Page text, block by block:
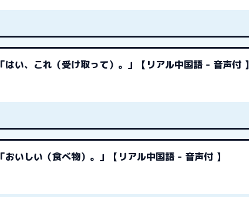
「はい、これ（受け取って）。」【リアル中国語 - 音声付 】
「おいしい（食べ物）。」【リアル中国語 - 音声付 】